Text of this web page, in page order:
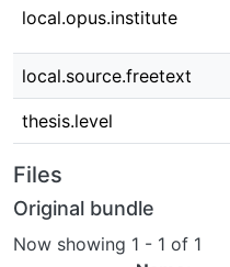
local.opus.institute
local.source.freetext
thesis.level
Files
Original bundle
Now showing 1 - 1 of 1